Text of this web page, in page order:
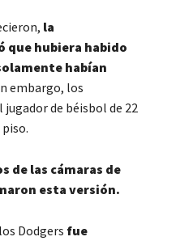
la
que hubiera habido
habían
embargo, los
de béisbol de 22
de las cámaras de
esta versión.
Dodgers fue